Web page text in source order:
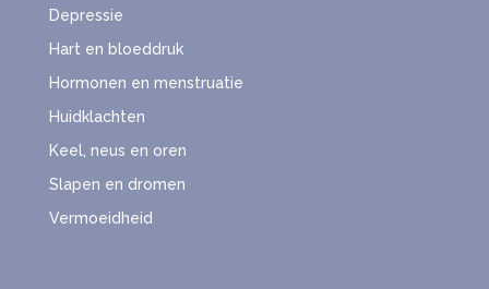
Depressie
Hart en bloeddruk
Hormonen en menstruatie
Huidklachten
Keel, neus en oren
Slapen en dromen
Vermoeidheid